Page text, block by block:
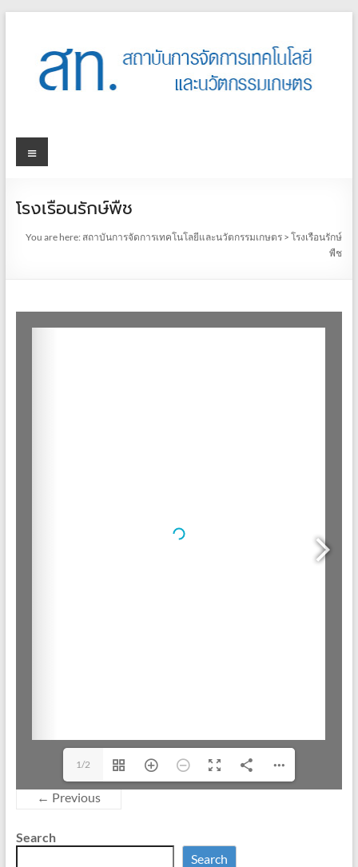
โรงเรือนรักษ์พืช
You are here: สถาบันการจัดการเทคโนโลยีและนวัตกรรมเกษตร >โรงเรือนรักษ์
พืช
1/2
← Previous
Search
Search